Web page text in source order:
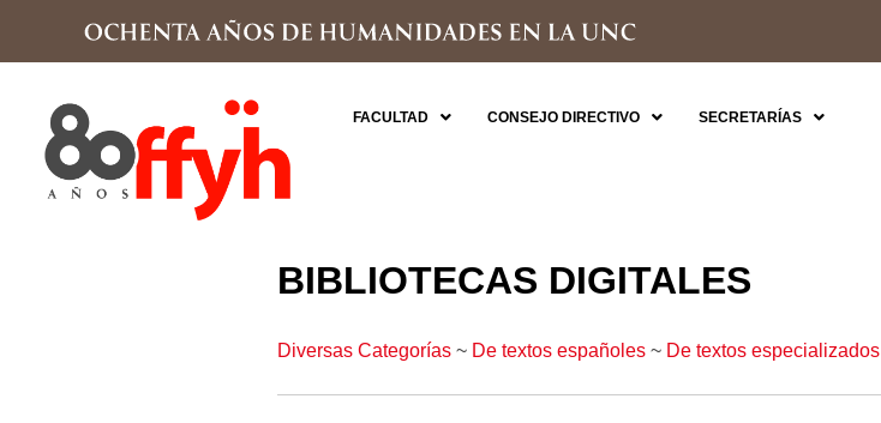
FACULTAD CONSEJO DIRECTIVO SECRETARÍAS
BIBLIOTECAS DIGITALES
Diversas Categorías ~ De textos españoles ~ De textos especializados